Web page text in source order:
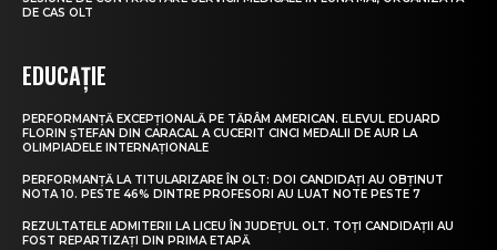
DE CAS OLT
EDUCAȚIE
PERFORMANȚĂ EXCEPȚIONALĂ PE TĂRÂM AMERICAN. ELEVUL EDUARD
FLORIN ȘTEFAN DIN CARACAL A CUCERIT CINCI MEDALII DE AUR LA
OLIMPIADELE INTERNAȚIONALE
PERFORMANȚĂ LA TITULARIZARE ÎN OLT: DOI CANDIDAȚI AU OBȚINUT
NOTA 10. PESTE 46% DINTRE PROFESORI AU LUAT NOTE PESTE 7
REZULTATELE ADMITERII LA LICEU ÎN JUDEȚUL OLT. TOȚI CANDIDAȚII AU
FOST REPARTIZAȚI DIN PRIMA ETAPĂ